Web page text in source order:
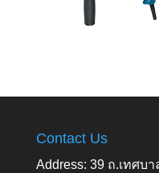
Contact Us
Address: 39 ถ.เทศบ